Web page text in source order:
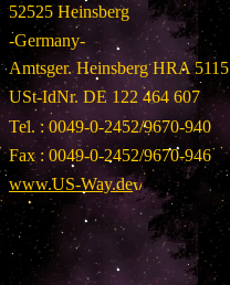
52525 Heinsberg
-Germany-
Amtsger. Heinsberg HRA 5115
USt-IdNr. DE 122 464 607
Tel. : 0049-0-2452/9670-940
Fax : 0049-0-2452/9670-946
www.US-Way.de